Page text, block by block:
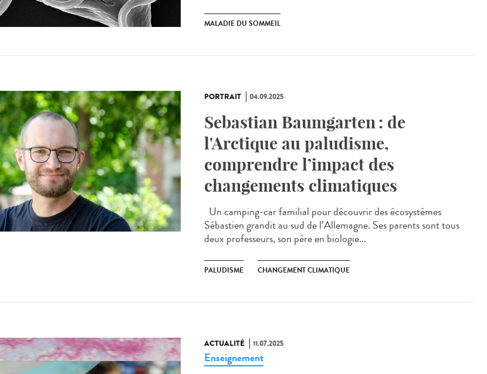
MALADIE DU SOMMEIL
PORTRAIT 04.09.2025
Sebastian Baumgarten : de
l'Arctique au paludisme,
comprendre l’impact des
changements climatiques
Un camping-car familial pour découvrir des écosystèmes
Sébastien grandit au sud de l’Allemagne. Ses parents sont tous
deux professeurs, son père en biologie...
PALUDISME CHANGEMENT CLIMATIQUE
ACTUALITÉ 11.07.2025
Enseignement